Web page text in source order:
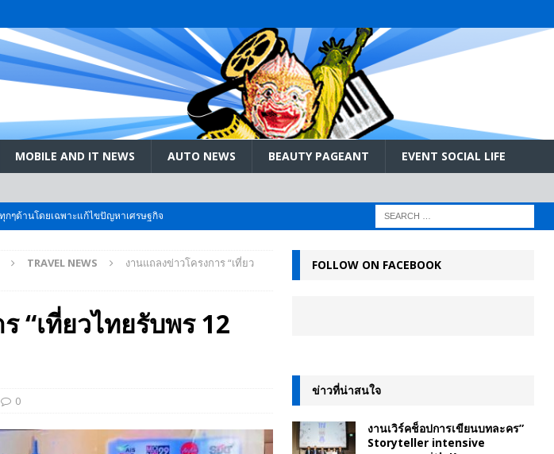
MOBILE AND IT NEWS AUTO NEWS BEAUTY PAGEANT EVENT SOCIAL LIFE
ๆด้านโดยเฉพาะแก้ไขปัญหาเศรษฐกิจ
ที่คนรักรถ ไม่ควรพลาด 25 มีค. – 5
นนิยม ‘ส้ม’ พุ่งชนกำแพง ‘บ้านใหญ่’ ใน
LIFE
TRAVEL NEWS
งานแถลงข่าวโครงการ “เที่ยว
“เที่ยวไทยรับพร 12
0
FOLLOW ON FACEBOOK
ข่าวที่น่าสนใจ
งานเวิร์คช็อปการเขียนบทละคร”
Storyteller intensive